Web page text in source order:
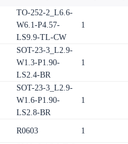
TO-252-2_L6.6-
W6.1-P4.57-
LS9.9-TL-CW
1
SOT-23-3_L2.9-
W1.3-P1.90-
LS2.4-BR
1
SOT-23-3_L2.9-
W1.6-P1.90-
LS2.8-BR
1
R0603 1